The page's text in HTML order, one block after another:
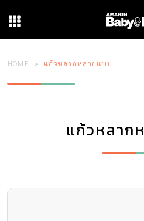
HOME แก้วหลากหลายแบบ
แก้วหลาก